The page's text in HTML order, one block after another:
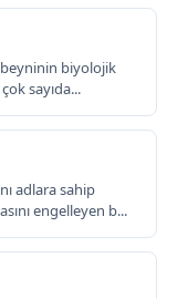
beyninin biyolojik
sayıda...
adlara sahip
engelleyen b...